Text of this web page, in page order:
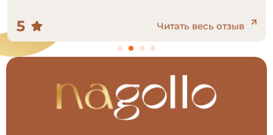
5 Читать весь отзыв